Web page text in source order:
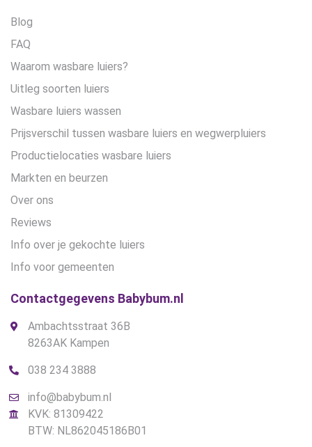
Blog
FAQ
Waarom wasbare luiers?
Uitleg soorten luiers
Wasbare luiers wassen
Prijsverschil tussen wasbare luiers en wegwerpluiers
Productielocaties wasbare luiers
Markten en beurzen
Over ons
Reviews
Info over je gekochte luiers
Info voor gemeenten
Contactgegevens Babybum.nl
Ambachtsstraat 36B
8263AK Kampen
038 234 3888
info@babybum.nl
KVK: 81309422
BTW: NL862045186B01